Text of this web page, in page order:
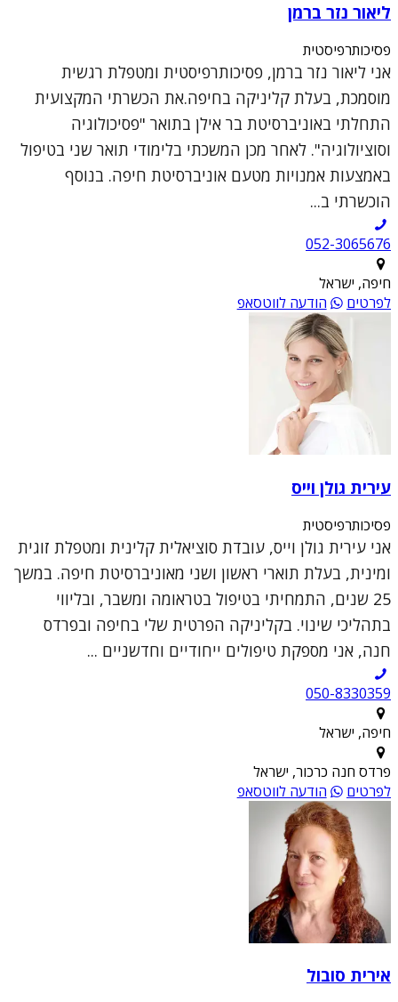
ליאור נזר ברמן
פסיכותרפיסטית
אני ליאור נזר ברמן, פסיכותרפיסטית ומטפלת רגשית
מוסמכת, בעלת קליניקה בחיפה.את הכשרתי המקצועית
התחלתי באוניברסיטת בר אילן בתואר "פסיכולוגיה
וסוציולוגיה". לאחר מכן המשכתי בלימודי תואר שני בטיפול
באמצעות אמנויות מטעם אוניברסיטת חיפה. בנוסף
הוכשרתי ב...
052-3065676
חיפה, ישראל
לפרטים
הודעה לווטסאפ
עירית גולן וייס
פסיכותרפיסטית
אני עירית גולן וייס, עובדת סוציאלית קלינית ומטפלת זוגית
ומינית, בעלת תוארי ראשון ושני מאוניברסיטת חיפה. במשך
25 שנים, התמחיתי בטיפול בטראומה ומשבר, ובליווי
בתהליכי שינוי. בקליניקה הפרטית שלי בחיפה ובפרדס
חנה, אני מספקת טיפולים ייחודיים וחדשניים ...
050-8330359
חיפה, ישראל
פרדס חנה כרכור, ישראל
לפרטים
הודעה לווטסאפ
אירית סובול